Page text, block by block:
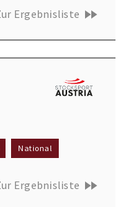
Ergebnisliste fast_forward
National
Ergebnisliste fast_forward